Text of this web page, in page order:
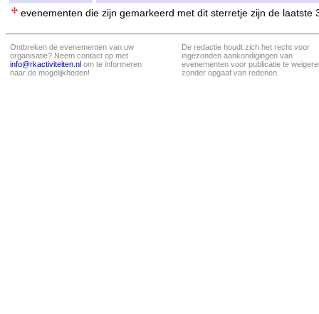
evenementen die zijn gemarkeerd met dit sterretje zijn de laatste
Ontbreken de evenementen van uw
organisatie? Neem contact op met
info@rkactiviteiten.nl om te informeren
naar de mogelijkheden!
De redactie houdt zich het recht voor
ingezonden aankondigingen van
evenementen voor publicatie te
zonder opgaaf van redenen.